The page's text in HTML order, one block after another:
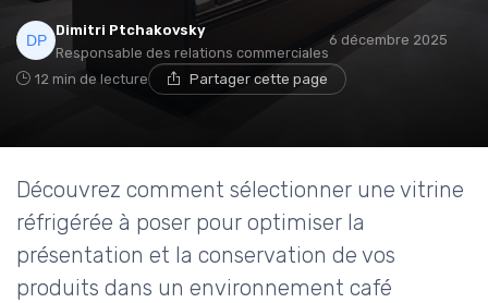
Dimitri Ptchakovsky
Responsable des relations commerciales
6 décembre 2025
12 min de lecture Partager cette page
Découvrez comment sélectionner une vitrine
réfrigérée à poser pour optimiser la
présentation et la conservation de vos
produits dans un environnement café